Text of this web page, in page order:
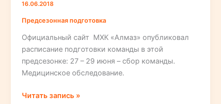
16.06.2018
Предсезонная подготовка
Официальный сайт МХК «Алмаз» опубликовал
расписание подготовки команды в этой
предсезонке: 27 – 29 июня – сбор команды.
Медицинское обследование.
План
Читать запись »